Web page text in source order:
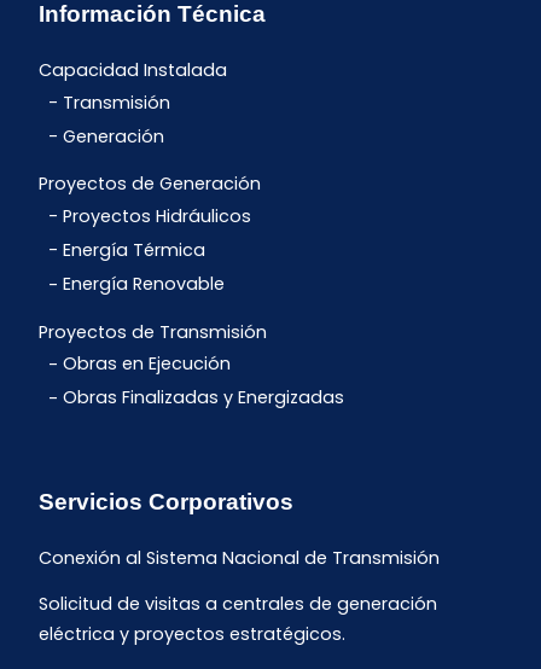
Información Técnica
Capacidad Instalada
Transmisión
Generación
Proyectos de Generación
Proyectos Hidráulicos
Energía Térmica
Energía Renovable
Proyectos de Transmisión
Obras en Ejecución
Obras Finalizadas y Energizadas
Servicios Corporativos
Conexión al Sistema Nacional de Transmisión
Solicitud de visitas a centrales de generación
eléctrica y proyectos estratégicos.